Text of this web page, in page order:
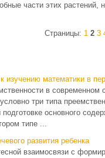
части этих растений,
Страницы: 1 2 3
изучению математики в
в современном
три типа
основного
типе ...
развития ребенка
взаимосвязи с